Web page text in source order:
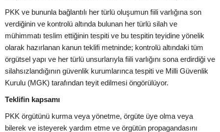
PKK ve bununla bağlantılı her türlü oluşumun fiili varlığına son
verdiğinin ve kontrolü altında bulunan her türlü silah ve
mühimmatı teslim ettiğinin tespiti ve bu tespitin teyidine yönelik
olarak hazırlanan kanun teklifi metninde; kontrolü altındaki tüm
örgütsel yapı ve her türlü unsurlarıyla fiili varlığını sona erdirdiği ve
silahsızlandığının güvenlik kurumlarınca tespiti ve Milli Güvenlik
Kurulu (MGK) tarafından teyit edilmesi öngörülüyor.
Teklifin kapsamı
PKK örgütünü kurma veya yönetme, örgüte üye olma veya
bilerek ve isteyerek yardım etme ve örgütün propagandasını